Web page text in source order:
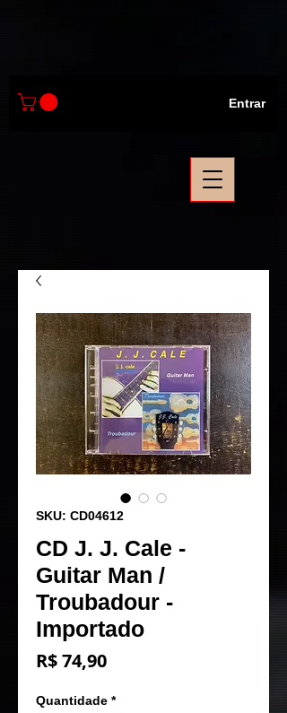
Entrar
SKU: CD04612
CD J. J. Cale -
Guitar Man /
Troubadour -
Importado
R$ 74,90Preço
Quantidade *